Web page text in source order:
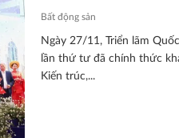
Bất động sản
Ngày 27/11, Triển lãm
lần thứ tư đã chính thức
Kiến trúc,...